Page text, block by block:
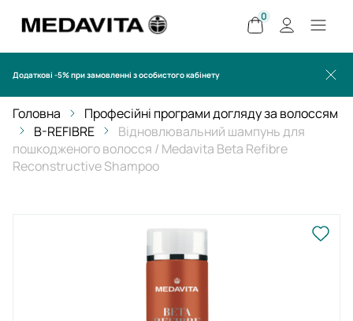
0
Додаткові -5% при замовленні з особистого кабінету
Головна
Професійні програми догляду за волоссям
B-REFIBRE
Відновлювальний шампунь для
пошкодженого волосся / Medavita Beta Refibre
Reconstructive Shampoo